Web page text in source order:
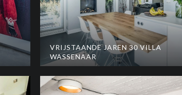
VRIJSTAANDE JAREN 30 VILLA
WASSENAAR